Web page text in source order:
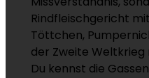
Rindfleischgericht
Töttchen,
der Zweite
Du kennst die